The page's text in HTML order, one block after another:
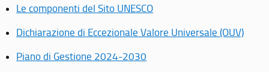
Le componenti del Sito UNESCO
Dichiarazione di Eccezionale Valore Universale (OUV)
Piano di Gestione 2024-2030